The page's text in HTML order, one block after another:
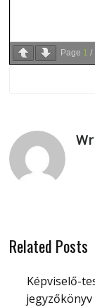
Page 1 /
Related Posts
Képviselő-